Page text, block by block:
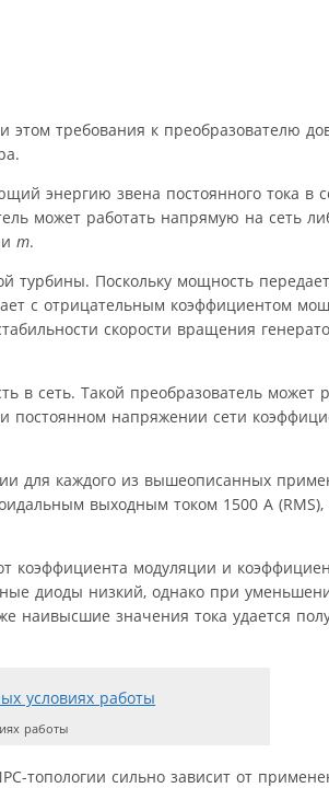
требования к преобразователю
энергию звена постоянного тока в
может работать напрямую на сеть
m.
Поскольку мощность
с отрицательным коэффициентом
скорости вращения
сеть. Такой преобразователь может
постоянном напряжении сети
для каждого из вышеописанных
выходным током 1500 А (RMS),
коэффициента модуляции и
диоды низкий, однако при
наивысшие значения тока удается
работы
топологии сильно зависит от